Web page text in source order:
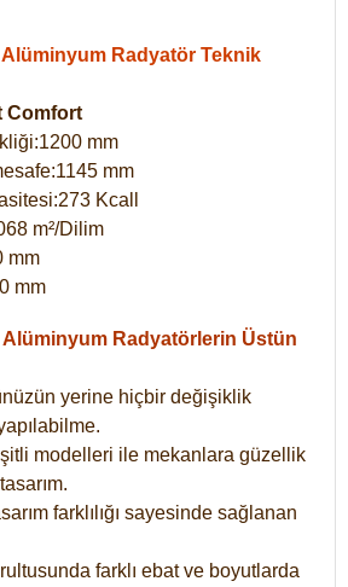
Radyatör Teknik
Comfort
mm
mm
Kcall
m²/Dilim
mm
mm
Alüminyum Radyatörlerin Üstün
yerine hiçbir değişiklik
modelleri ile mekanlara güzellik
farklılığı sayesinde sağlanan
farklı ebat ve boyutlarda